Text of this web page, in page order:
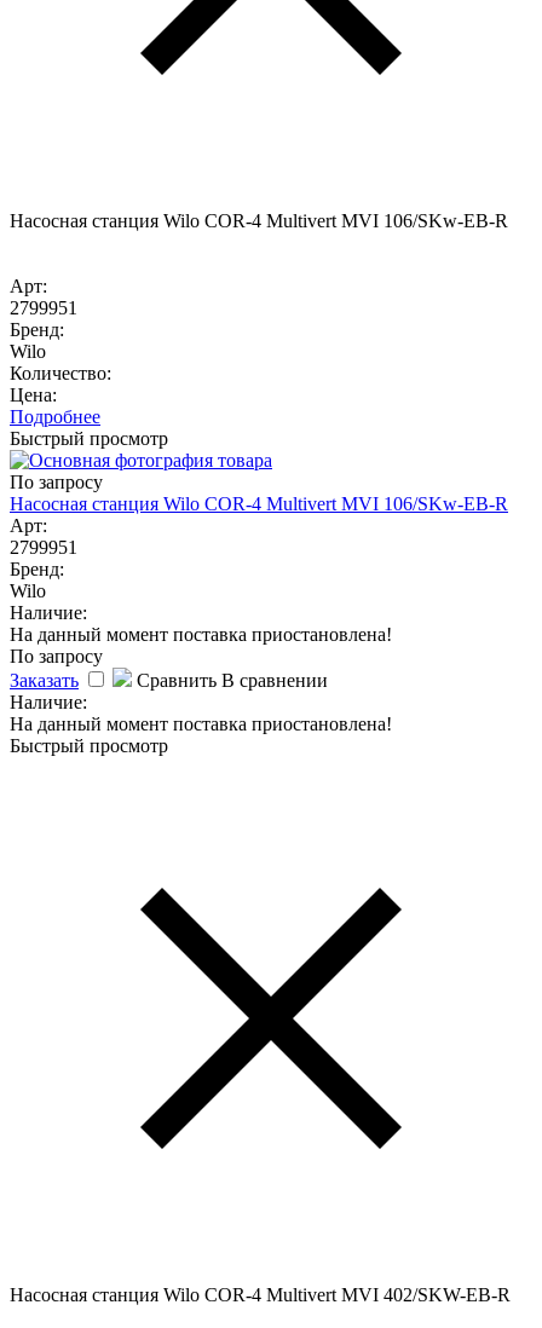
Насосная станция Wilo COR-4 Multivert MVI 106/SKw-EB-R
Арт:
2799951
Бренд:
Wilo
Количество:
Цена:
Подробнее
Быстрый просмотр
По запросу
Насосная станция Wilo COR-4 Multivert MVI 106/SKw-EB-R
Арт:
2799951
Бренд:
Wilo
Наличие:
На данный момент поставка приостановлена!
По запросу
Заказать
Сравнить В сравнении
Наличие:
На данный момент поставка приостановлена!
Быстрый просмотр
Насосная станция Wilo COR-4 Multivert MVI 402/SKW-EB-R